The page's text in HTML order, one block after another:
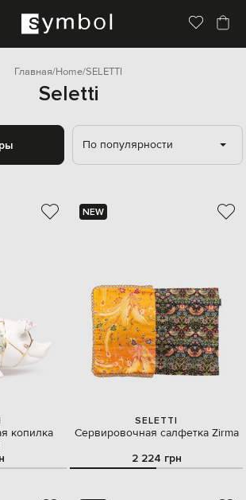
Главная Home SELETTI
Seletti
По популярности
копилка
NEW
SELETTI
Сервировочная салфетка Zirma
2 224 грн